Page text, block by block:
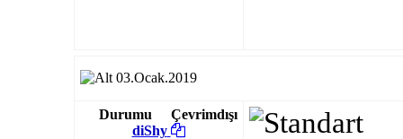
03.Ocak.2019
Durumu
Çevrimdışı
diShy